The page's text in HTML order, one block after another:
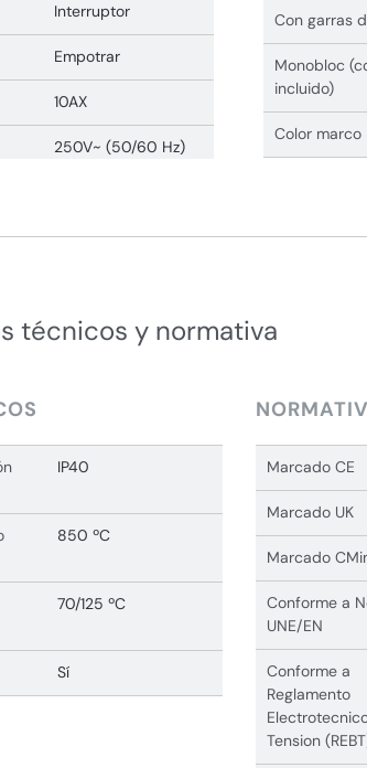
Interruptor
Empotrar
10AX
250V~ (50/60 Hz)
Con garras
Monobloc
incluido)
Color marco
técnicos y normativa
IP40
850 ºC
70/125 ºC
Sí
Marcado CE
Marcado UK
Marcado
Conforme a
UNE/EN
Conforme a
Reglamento
Tension